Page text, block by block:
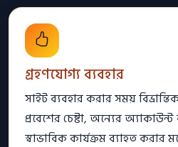
গ্রহণযোগ্য ব্যবহার
সাইট ব্যবহার করার সময়
প্রবেশের চেষ্টা, অন্যের অ্যাকাউন্ট
স্বাভাবিক কার্যক্রম ব্যাহত